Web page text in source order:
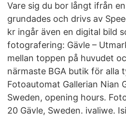
Vare sig du bor långt ifrån
grundades och drivs av
kr ingår även en digital bild
fotografering: Gävle –
mellan toppen på huvudet
närmaste BGA butik för alla
Fotoautomat Gallerian Nian
Sweden, opening hours.
20 Gävle, Sweden. ivaliwe.